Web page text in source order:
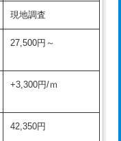
66,000円
16,500円
現地調査
27,500円～
+3,300円/ｍ
42,350円